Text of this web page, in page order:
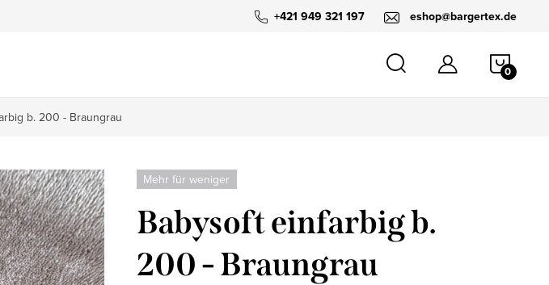
+421 949 321 197 eshop@bargertex.de
b. 200 - Braungrau
Mehr für weniger
Babysoft einfarbig b.
200 - Braungrau